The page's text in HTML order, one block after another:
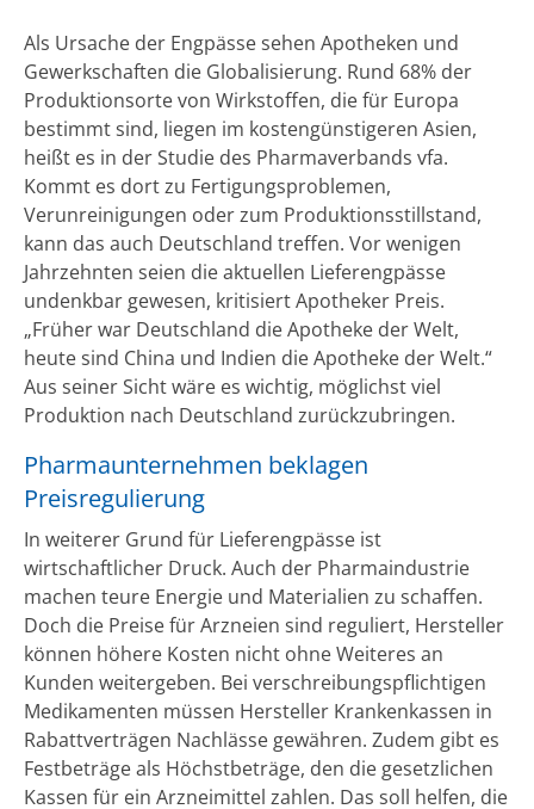
Als Ursache der Engpässe sehen Apotheken und
Gewerkschaften die Globalisierung. Rund 68% der
Produktionsorte von Wirkstoffen, die für Europa
bestimmt sind, liegen im kostengünstigeren Asien,
heißt es in der Studie des Pharmaverbands vfa.
Kommt es dort zu Fertigungsproblemen,
Verunreinigungen oder zum Produktionsstillstand,
kann das auch Deutschland treffen. Vor wenigen
Jahrzehnten seien die aktuellen Lieferengpässe
undenkbar gewesen, kritisiert Apotheker Preis.
„Früher war Deutschland die Apotheke der Welt,
heute sind China und Indien die Apotheke der Welt.“
Aus seiner Sicht wäre es wichtig, möglichst viel
Produktion nach Deutschland zurückzubringen.
Pharmaunternehmen beklagen
Preisregulierung
In weiterer Grund für Lieferengpässe ist
wirtschaftlicher Druck. Auch der Pharmaindustrie
machen teure Energie und Materialien zu schaffen.
Doch die Preise für Arzneien sind reguliert, Hersteller
können höhere Kosten nicht ohne Weiteres an
Kunden weitergeben. Bei verschreibungspflichtigen
Medikamenten müssen Hersteller Krankenkassen in
Rabattverträgen Nachlässe gewähren. Zudem gibt es
Festbeträge als Höchstbeträge, den die gesetzlichen
Kassen für ein Arzneimittel zahlen. Das soll helfen, die